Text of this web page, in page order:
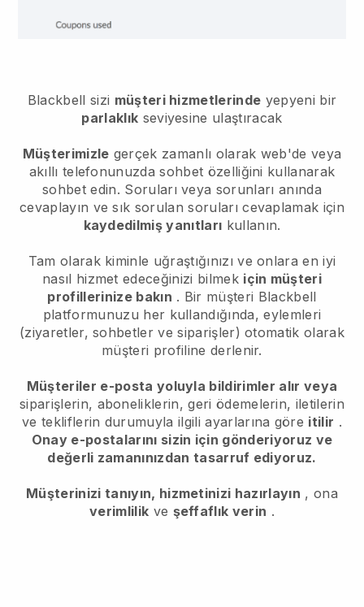
Blackbell sizi müşteri hizmetlerinde yepyeni bir
parlaklık seviyesine ulaştıracak
Müşterimizle gerçek zamanlı olarak web'de veya
akıllı telefonunuzda sohbet özelliğini kullanarak
sohbet edin. Soruları veya sorunları anında
cevaplayın ve sık sorulan soruları cevaplamak için
kaydedilmiş yanıtları kullanın.
Tam olarak kiminle uğraştığınızı ve onlara en iyi
nasıl hizmet edeceğinizi bilmek için müşteri
profillerinize bakın . Bir müşteri Blackbell
platformunuzu her kullandığında, eylemleri
(ziyaretler, sohbetler ve siparişler) otomatik olarak
müşteri profiline derlenir.
Müşteriler e-posta yoluyla bildirimler alır veya
siparişlerin, aboneliklerin, geri ödemelerin, iletilerin
ve tekliflerin durumuyla ilgili ayarlarına göre itilir .
Onay e-postalarını sizin için gönderiyoruz ve
değerli zamanınızdan tasarruf ediyoruz.
Müşterinizi tanıyın, hizmetinizi hazırlayın , ona
verimlilik ve şeffaflık verin .